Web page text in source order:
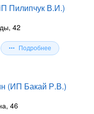
Пилипчук В.И.)
42
Подробнее
(ИП Бакай Р.В.)
46